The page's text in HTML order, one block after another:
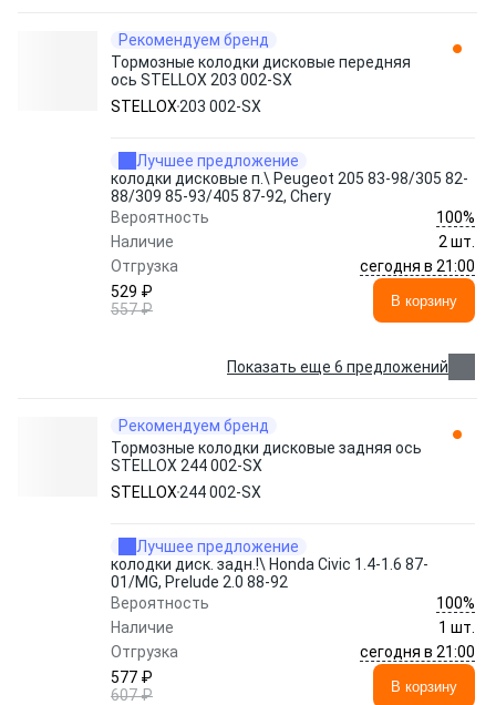
Рекомендуем бренд
Тормозные колодки дисковые передняя
ось STELLOX 203 002-SX
STELLOX 203 002-SX
Лучшее предложение
колодки дисковые п.\ Peugeot 205 83-98/305 82-
88/309 85-93/405 87-92, Chery
Вероятность
100%
Наличие
2 шт.
Отгрузка
сегодня в 21:00
529 ₽
557 ₽
В корзину
Показать еще 6 предложений
Рекомендуем бренд
Тормозные колодки дисковые задняя ось
STELLOX 244 002-SX
STELLOX 244 002-SX
Лучшее предложение
колодки диск. задн.!\ Honda Civic 1.4-1.6 87-
01/MG, Prelude 2.0 88-92
Вероятность
100%
Наличие
1 шт.
Отгрузка
сегодня в 21:00
577 ₽
607 ₽
В корзину